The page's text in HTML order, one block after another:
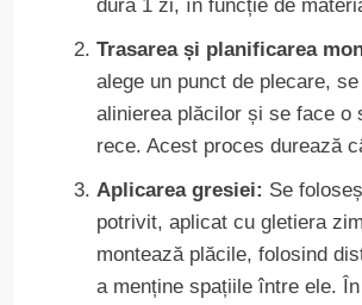
dura 1 zi, în funcție de
Trasarea și planificarea
alege un punct de plecare,
alinierea plăcilor și se face o
rece. Acest proces durează
Aplicarea gresiei: Se
potrivit, aplicat cu gletiera
montează plăcile, folosind
a menține spațiile între ele.